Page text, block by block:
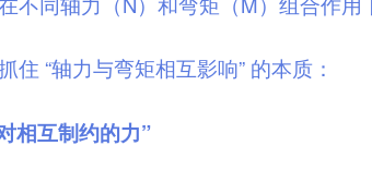
住 “轴力与弯矩相互影响” 的本质：
相互制约的力”